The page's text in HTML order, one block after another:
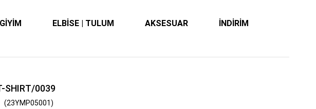
ELBİSE | TULUM AKSESUAR İNDİRİM
SHIRT/0039
(23YMP05001)